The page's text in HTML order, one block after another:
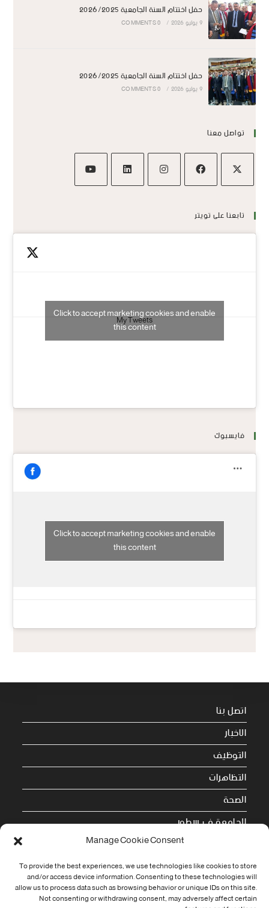
Manage Cookie Consent
To provide the best experiences, we use technologies like cookies to store
and/or access device information. Consenting to these technologies will
allow us to process data such as browsing behavior or unique IDs on this site.
Not consenting or withdrawing consent, may adversely affect certain
حفل اختتام السنة الجامعية 2026/2025
9 يوليو 2026 /
0 COMMENTS
حفل اختتام السنة الجامعية 2026/2025
9 يوليو 2026 /
0 COMMENTS
تواصل معنا
تابعنا على تويتر
My Tweets
Click to accept marketing cookies and enable
this content
فايسبوك
Click to accept marketing cookies and enable
this content
اتصل بنا
الاخبار
التوظيف
التظاهرات
الصحة
الجامعة في سطور
Cookie Policy (EU)
معلومات الاتصال
Address: